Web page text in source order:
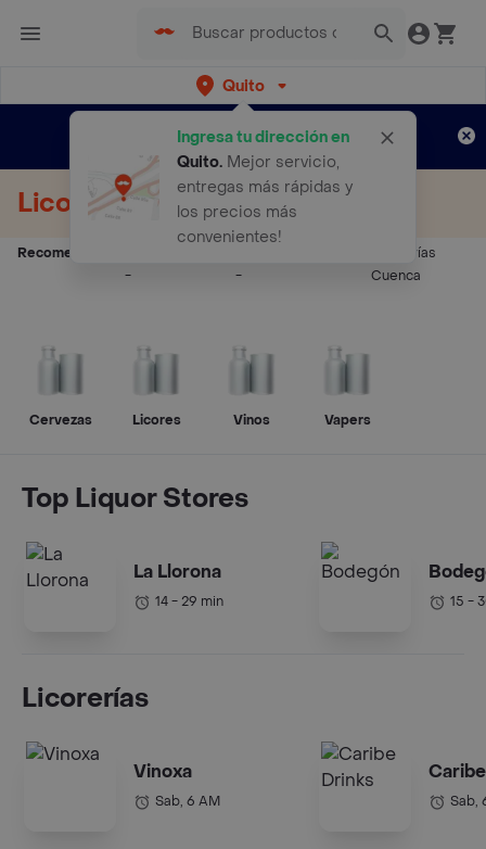
Quito
Ingresa tu dirección en
Quito. Mejor servicio,
entregas más rápidas y
los precios más
convenientes!
envíos gratis por semanas
Aplican TyC
Licores a Domicilio
Recomendados:
-
-
Licorerías
Cuenca
Cervezas Licores Vinos Vapers
Top Liquor Stores
La Llorona
14 - 29 min 15 -
Licorerías
Vinoxa
Sab, 6 AM Sab,